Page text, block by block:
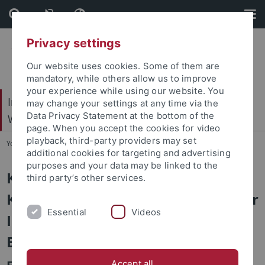
Skip
to
content
Skip
to
footer
Internationales Zentrum für Ethik in den
Wissenschaften (IZEW)
You are here: Startseite ... KIM
KIM - Bestandsaufnahme zum
Katastrophenmanagement und der
Inklusion von Menschen mit
Behinderungen
Privacy settings
Our website uses cookies. Some of them are
mandatory, while others allow us to improve
your experience while using our website. You
may change your settings at any time via the
Data Privacy Statement at the bottom of the
page. When you accept the cookies for video
playback, third-party providers may set
additional cookies for targeting and advertising
purposes and your data may be linked to the
third party’s other services.
Essential Videos